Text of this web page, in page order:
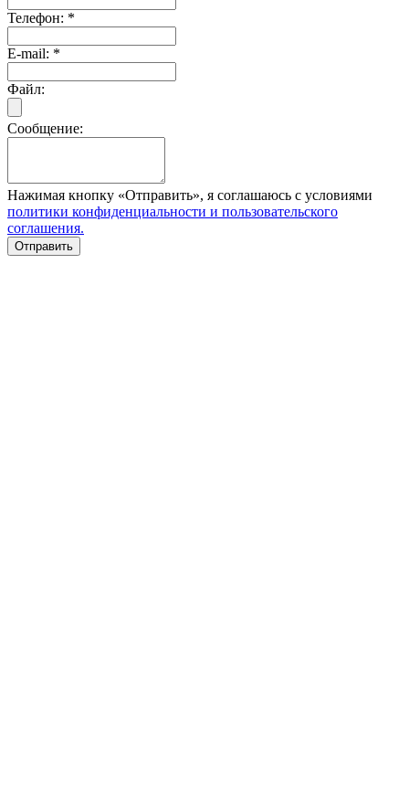
Телефон: *
E-mail: *
Файл:
Сообщение:
Нажимая кнопку «Отправить», я соглашаюсь с условиями
политики конфиденциальности и пользовательского
соглашения.
Отправить